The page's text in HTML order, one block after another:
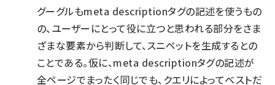
グーグルもmeta descriptionタグの記述を使うもの
の、ユーザーにとって役に立つと思われる部分をさま
ざまな要素から判断して、スニペットを生成するとの
ことである。仮に、meta descriptionタグの記述が
全ページでまったく同じでも、クエリによってベストだ